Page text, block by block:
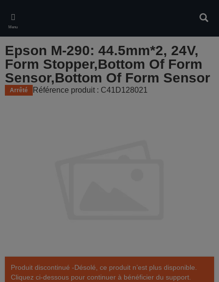
main
content
Menu
Epson M-290: 44.5mm*2, 24V,
Form Stopper,Bottom Of Form
Sensor,Bottom Of Form Sensor
Arrêté Référence produit : C41D128021
Produit discontinué -Désolé, ce produit n’est plus disponible.
Cliquez ci-dessous pour continuer à bénéficier du support.